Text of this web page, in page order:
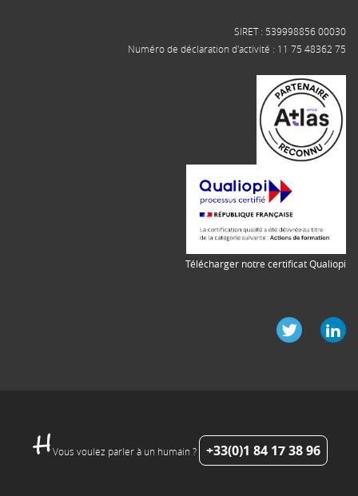
SIRET : 539998856 00030
Numéro de déclaration d'activité : 11 75 48362 75
Télécharger notre certificat Qualiopi
Vous voulez parler à un humain ? +33(0)1 84 17 38 96